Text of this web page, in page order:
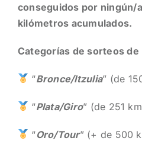
conseguidos por ningún/
kilómetros acumulados.
Categorías de sorteos de
“Bronce/Itzulia” (de
“Plata/Giro” (de 251
“Oro/Tour” (+ de 500